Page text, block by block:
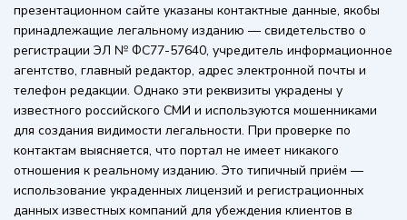
презентационном сайте указаны контактные данные, якобы
принадлежащие легальному изданию — свидетельство о
регистрации ЭЛ № ФС77-57640, учредитель информационное
агентство, главный редактор, адрес электронной почты и
телефон редакции. Однако эти реквизиты украдены у
известного российского СМИ и используются мошенниками
для создания видимости легальности. При проверке по
контактам выясняется, что портал не имеет никакого
отношения к реальному изданию. Это типичный приём —
использование украденных лицензий и регистрационных
данных известных компаний для убеждения клиентов в